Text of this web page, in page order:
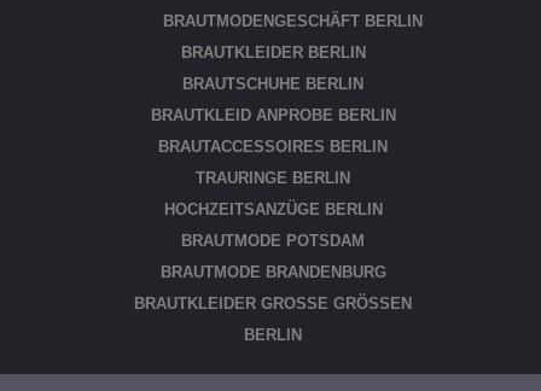
BRAUT­MO­DEN­GE­SCHÄFT BERLIN
BRAUT­KLEI­DER BERLIN
BRAUT­SCHU­HE BERLIN
BRAUT­KLEID ANPRO­BE BERLIN
BRAUT­AC­CES­SOIRES BERLIN
TRAU­RIN­GE BERLIN
HOCH­ZEITS­AN­ZÜ­GE BERLIN
BRAUT­MO­DE POTSDAM
BRAUT­MO­DE BRANDENBURG
BRAUT­KLEI­DER GRO­SSE GRÖ­SSEN BE
RLIN